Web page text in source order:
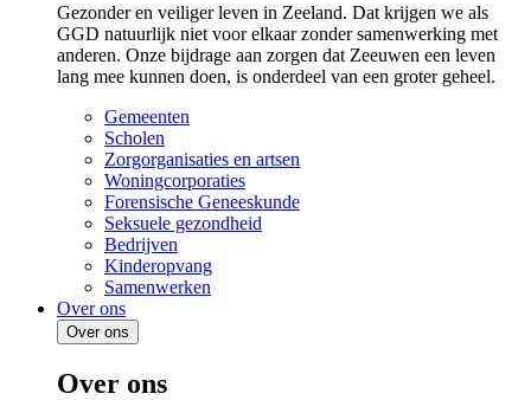
Gezonder en veiliger leven in Zeeland. Dat krijgen we als
GGD natuurlijk niet voor elkaar zonder samenwerking met
anderen. Onze bijdrage aan zorgen dat Zeeuwen een leven
lang mee kunnen doen, is onderdeel van een groter geheel.
Gemeenten
Scholen
Zorgorganisaties en artsen
Woningcorporaties
Forensische Geneeskunde
Seksuele gezondheid
Bedrijven
Kinderopvang
Samenwerken
Over ons
Over ons
Over ons